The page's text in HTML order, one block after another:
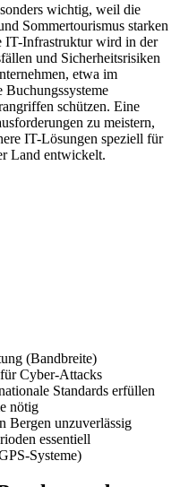
wichtig, weil die
Sommertourismus starken
IT-Infrastruktur wird in der
und Sicherheitsrisiken
etwa im
schützen. Eine
zu meistern,
IT-Lösungen speziell für
Land entwickelt.
(Bandbreite)
Cyber-Attacks
Standards erfüllen
nötig
Bergen unzuverlässig
essentiell
Systeme)